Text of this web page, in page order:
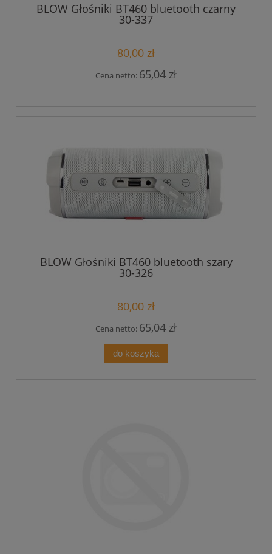
BLOW Głośniki BT460 bluetooth czarny
30-337
80,00 zł
Cena netto: 65,04 zł
BLOW Głośniki BT460 bluetooth szary
30-326
80,00 zł
Cena netto: 65,04 zł
do koszyka